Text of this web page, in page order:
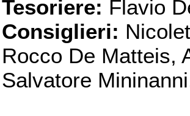
Tesoriere: Flavio
Consiglieri:
Rocco De Matteis,
Salvatore